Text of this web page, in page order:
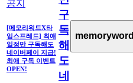
공지
[메모리워드X타
임스프레드] 최애
일정만 구독해도
네이버페이 지급!
최애 구독 이벤트
OPEN!
구
독
해
도
네
memoryword